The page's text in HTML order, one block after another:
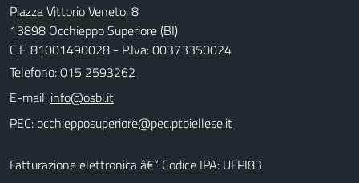
Piazza Vittorio Veneto, 8
13898 Occhieppo Superiore (BI)
C.F. 81001490028 - P.Iva: 00373350024
Telefono:015 2593262
E-mail:
PEC:
Fatturazione elettronica â€“ Codice IPA: UFPI83